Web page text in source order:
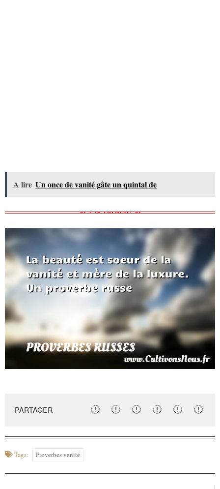
A lire Un once de vanité gâte un quintal de
PARTAGER
Tags: Proverbes vanité